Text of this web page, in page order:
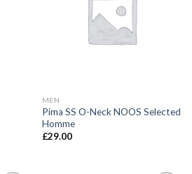
MEN
Pima SS O-Neck NOOS Selected
Homme
£29.00